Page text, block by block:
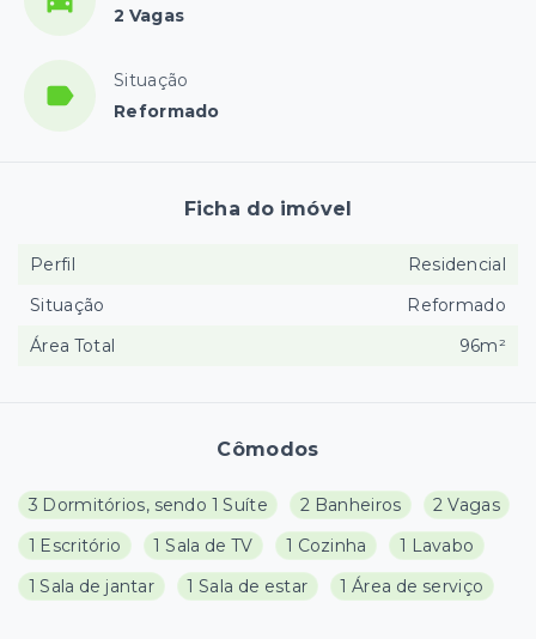
2 Vagas
Situação
Reformado
Cômodos
3 Dormitórios, sendo 1 Suíte 2 Banheiros
2 Vagas
1 Escritório
1 Sala de TV 1 Cozinha
1 Lavabo
1 Sala de jantar
1 Sala de estar 1 Área de serviço
Ficha do imóvel
Perfil
Residencial
Situação
Reformado
Área Total
96m²